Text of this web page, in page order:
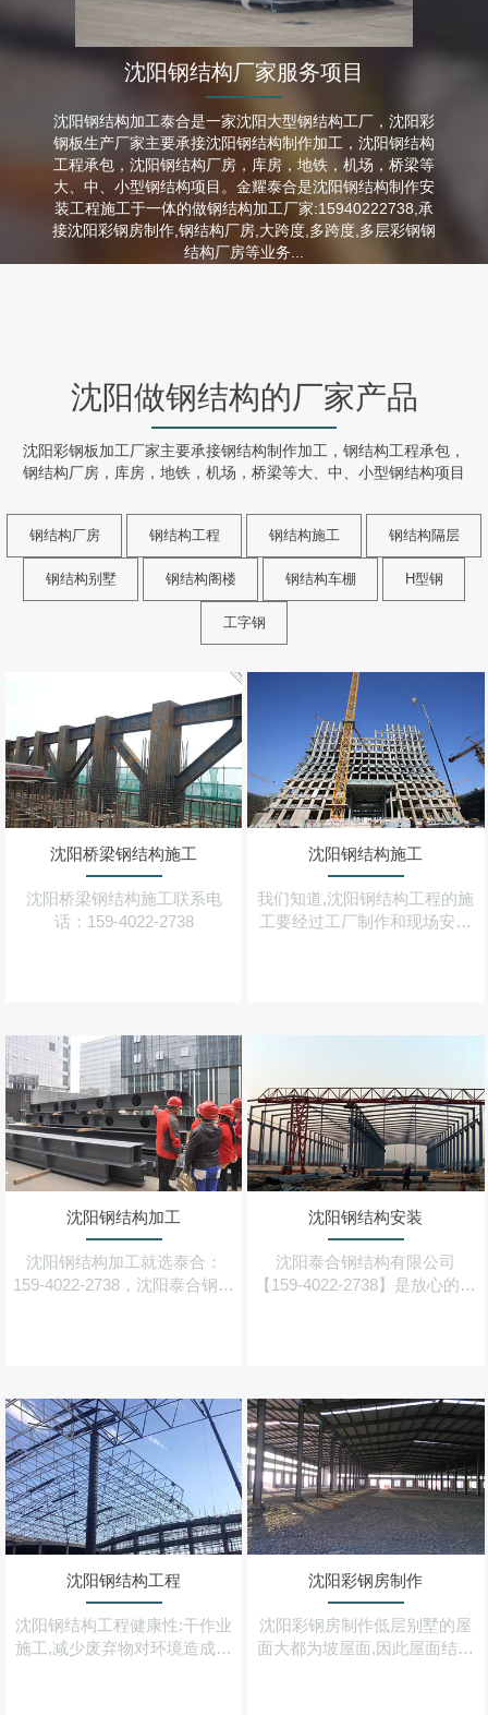
沈阳钢结构厂家服务项目
沈阳钢结构加工泰合是一家沈阳大型钢结构工厂，沈阳彩
钢板生产厂家主要承接沈阳钢结构制作加工，沈阳钢结构
工程承包，沈阳钢结构厂房，库房，地铁，机场，桥梁等
大、中、小型钢结构项目。金耀泰合是沈阳钢结构制作安
装工程施工于一体的做钢结构加工厂家:15940222738,承
接沈阳彩钢房制作,钢结构厂房,大跨度,多跨度,多层彩钢钢
结构厂房等业务...
沈阳做钢结构的厂家产品
沈阳彩钢板加工厂家主要承接钢结构制作加工，钢结构工程承包，
钢结构厂房，库房，地铁，机场，桥梁等大、中、小型钢结构项目
钢结构厂房 钢结构工程 钢结构施工 钢结构隔层
钢结构别墅 钢结构阁楼 钢结构车棚 H型钢
工字钢
沈阳桥梁钢结构施工
沈阳桥梁钢结构施工联系电
话：159-4022-2738
沈阳钢结构施工
我们知道,沈阳钢结构工程的施
工要经过工厂制作和现场安装
沈阳钢结构加工
沈阳钢结构加工就选泰合：
159-4022-2738，沈阳泰合钢结
沈阳钢结构安装
沈阳泰合钢结构有限公司
【159-4022-2738】是放心的沈
沈阳钢结构工程
沈阳钢结构工程健康性:干作业
施工,减少废弃物对环境造成的
沈阳彩钢房制作
沈阳彩钢房制作低层别墅的屋
面大都为坡屋面,因此屋面结构